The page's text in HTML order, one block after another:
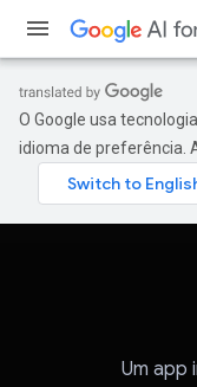
O Google usa
idioma de preferência.
Um app